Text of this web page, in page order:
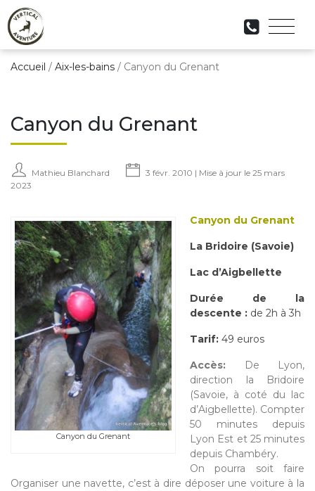
Accueil / Aix-les-bains / Canyon du Grenant
Canyon du Grenant
Mathieu Blanchard
3 févr. 2010 | Mise à jour le 25 mars
2023
Canyon du Grenant
Canyon du Grenant
La Bridoire (Savoie)
Lac d’Aigbellette
Durée de la
descente : de 2h à 3h
Tarif: 49 euros
Accès: De Lyon,
direction la Bridoire
(Savoie, à coté du lac
d’Aigbellette). Compter
50 minutes depuis
Lyon Est et 25 minutes
depuis Chambéry.
On pourra soit faire
Organiser une navette, c’est à dire déposer une voiture à la